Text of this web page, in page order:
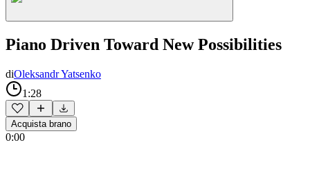
Piano Driven Toward New Possibilities
diOleksandr Yatsenko
1:28
Acquista brano
0:00